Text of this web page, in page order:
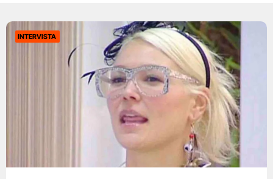
INTERVISTA